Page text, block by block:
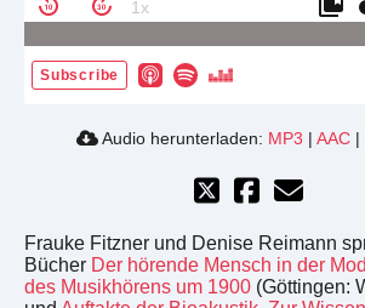
Subscribe
Audio herunterladen: MP3 | AAC |
Frauke Fitzner und Denise Reimann
Bücher Der hörende Mensch in der
des Musikhörens um 1900 (Göttingen: